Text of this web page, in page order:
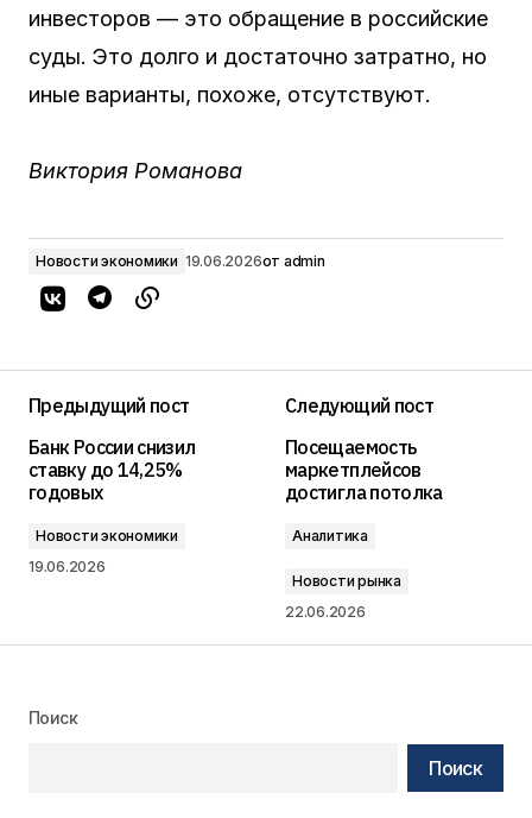
инвесторов — это обращение в российские
суды. Это долго и достаточно затратно, но
иные варианты, похоже, отсутствуют.
Виктория Романова
Новости экономики 19.06.2026от admin
Предыдущий пост
Банк России снизил
ставку до 14,25%
годовых
Новости экономики
19.06.2026
Следующий пост
Посещаемость
маркетплейсов
достигла потолка
Аналитика
Новости рынка
22.06.2026
Поиск
Поиск